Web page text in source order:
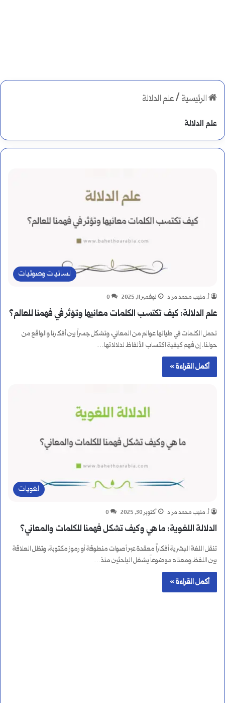
الرئيسية /علم الدلالة
علم الدلالة
لسانيات وصوتيات
أ. منيب محمد مراد نوفمبر 11, 2025 0
علم الدلالة: كيف تكتسب الكلمات معانيها وتؤثر في فهمنا للعالم؟
تحمل الكلمات في طياتها عوالم من المعاني، وتشكل جسراً بين أفكارنا والواقع من
حولنا. إن فهم كيفية اكتساب الألفاظ لدلالاتها…
أكمل القراءة »
لغويات
أ. منيب محمد مراد أكتوبر 30, 2025 0
الدلالة اللغوية: ما هي وكيف تشكل فهمنا للكلمات والمعاني؟
تنقل اللغة البشرية أفكاراً معقدة عبر أصوات منطوقة أو رموز مكتوبة، وتظل العلاقة
بين اللفظ ومعناه موضوعاً يشغل الباحثين منذ…
أكمل القراءة »